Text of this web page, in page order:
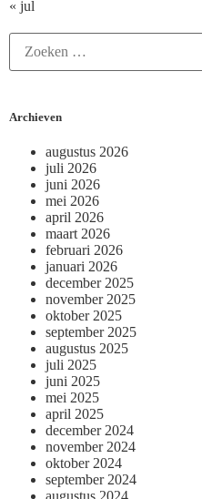
« jul
Archieven
augustus 2026
juli 2026
juni 2026
mei 2026
april 2026
maart 2026
februari 2026
januari 2026
december 2025
november 2025
oktober 2025
september 2025
augustus 2025
juli 2025
juni 2025
mei 2025
april 2025
december 2024
november 2024
oktober 2024
september 2024
augustus 2024